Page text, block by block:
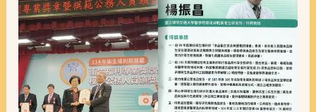
生
福
利
專
業